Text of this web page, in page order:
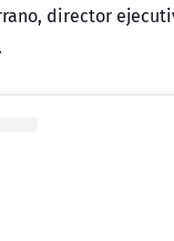
director